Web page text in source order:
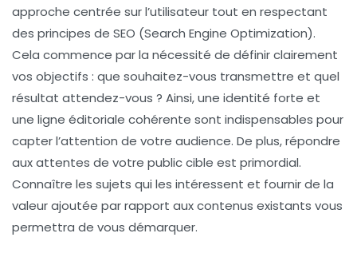
approche centrée sur l’utilisateur tout en respectant
des principes de SEO (Search Engine Optimization).
Cela commence par la nécessité de définir clairement
vos objectifs : que souhaitez-vous transmettre et quel
résultat attendez-vous ? Ainsi, une identité forte et
une ligne éditoriale cohérente sont indispensables pour
capter l’attention de votre audience. De plus,répondre
aux attentes de votre public cible est primordial.
Connaître les sujets qui les intéressent et fournir de la
valeur ajoutée par rapport aux contenus existants vous
permettra de vous démarquer.